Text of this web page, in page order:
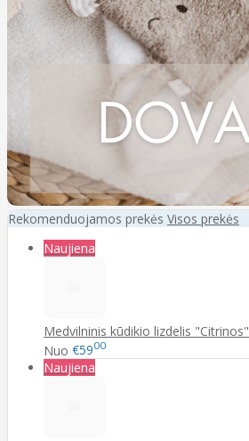
Rekomenduojamos prekės Visos prekės
Naujiena
Medvilninis kūdikio lizdelis "Citrinos"
Nuo €5900
Naujiena